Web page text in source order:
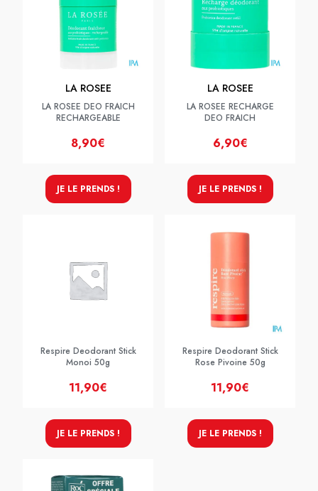
LA ROSEE
LA ROSEE DEO FRAICH
RECHARGEABLE
8,90€
JE LE PRENDS !
LA ROSEE
LA ROSEE RECHARGE
DEO FRAICH
6,90€
JE LE PRENDS !
Respire Deodorant Stick
Monoi 50g
11,90€
JE LE PRENDS !
Respire Deodorant Stick
Rose Pivoine 50g
11,90€
JE LE PRENDS !